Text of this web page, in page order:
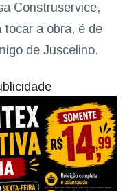
Construservice,
a obra, é de
de Juscelino.